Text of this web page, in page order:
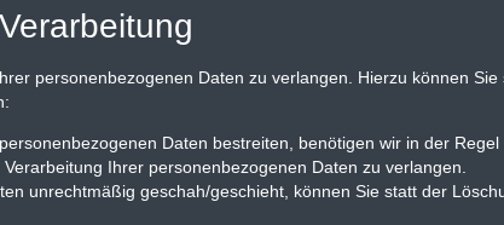
personenbezogenen Daten zu verlangen. Hierzu können
Daten bestreiten, benötigen wir in der
Ihrer personenbezogenen Daten zu verlangen.
unrechtmäßig geschah/geschieht, können Sie statt der